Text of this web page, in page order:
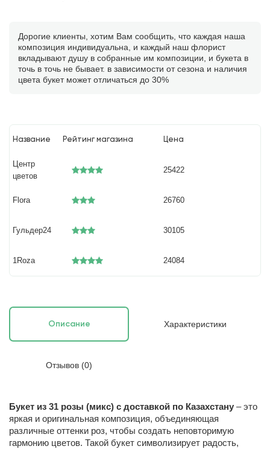
Дорогие клиенты, хотим Вам сообщить, что каждая наша
композиция индивидуальна, и каждый наш флорист
вкладывают душу в собранные им композиции, и букета в
точь в точь не бывает. в зависимости от сезона и наличия
цвета букет может отличаться до 30%
Название Рейтинг магазина Цена
Центр
цветов
25422
Flora 26760
Гульдер24 30105
1Roza 24084
Описание Характеристики
Отзывов (0)
Букет из 31 розы (микс) с доставкой по Казахстану – это
яркая и оригинальная композиция, объединяющая
различные оттенки роз, чтобы создать неповторимую
гармонию цветов. Такой букет символизирует радость,